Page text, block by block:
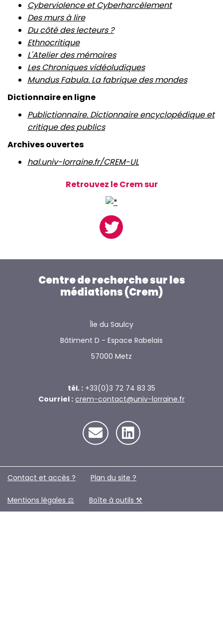
Cyberviolence et Cyberharcèlement
Des murs à lire
Du côté des lecteurs ?
Ethnocritique
L'Atelier des mémoires
Les Chroniques vidéoludiques
Mundus Fabula. La fabrique des mondes
Dictionnaire en ligne
Publictionnaire. Dictionnaire encyclopédique et
critique des publics
Archives ouvertes
hal.univ-lorraine.fr/CREM-UL
Retrouvez le Crem sur
Centre de recherche sur les
médiations (Crem)
Île du Saulcy
Bâtiment D - Espace Rabelais
57000 Metz
tél. : +33(0)3 72 74 83 35
Courriel : crem-contact@univ-lorraine.fr
Contact et accès ? Plan du site ?️
Mentions légales ⚖️ Boîte à outils ⚒️